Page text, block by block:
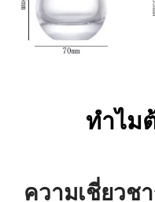
ทำไม
ความเชี่ยว